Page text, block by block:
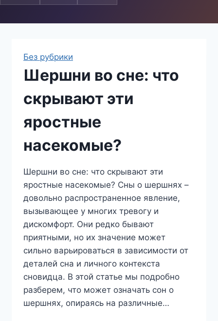
Без рубрики
Шершни во сне: что
скрывают эти
яростные
насекомые?
Шершни во сне: что скрывают эти
яростные насекомые? Сны о шершнях –
довольно распространенное явление,
вызывающее у многих тревогу и
дискомфорт. Они редко бывают
приятными, но их значение может
сильно варьироваться в зависимости от
деталей сна и личного контекста
сновидца. В этой статье мы подробно
разберем, что может означать сон о
шершнях, опираясь на различные…